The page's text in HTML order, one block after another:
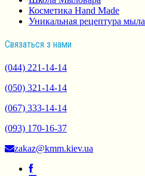
Косметика Hand Made
Уникальная рецептура мыла
Связаться з нами
(044) 221-14-14
(050) 321-14-14
(067) 333-14-14
(093) 170-16-37
zakaz@kmm.kiev.ua